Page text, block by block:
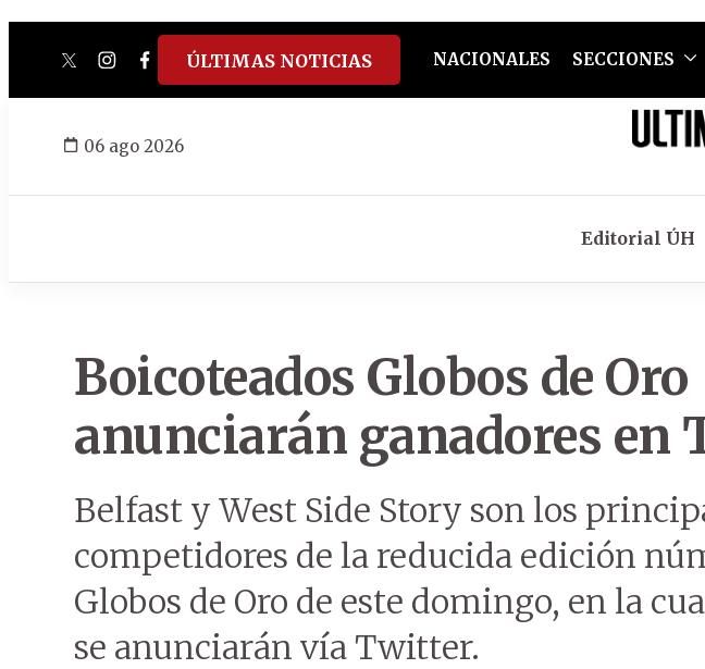
twitterinstagram
facebook
tiktokyoutube
spotify
ÚLTIMAS NOTICIAS NACIONALES SECCIONES
06 ago 2026
Editorial ÚH
Boicoteados Globos de Oro
anunciarán ganadores en
Belfast y West Side Story son los
competidores de la reducida edición
Globos de Oro de este domingo, en la
se anunciarán vía Twitter.